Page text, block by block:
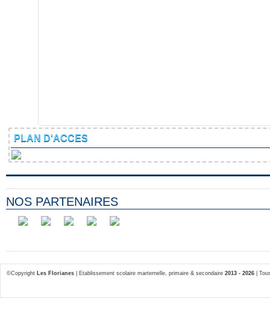
PLAN D'ACCES
NOS PARTENAIRES
©Copyright Les Florianes | Etablissement scolaire marternelle, primaire & secondaire 2013 - 2026 |